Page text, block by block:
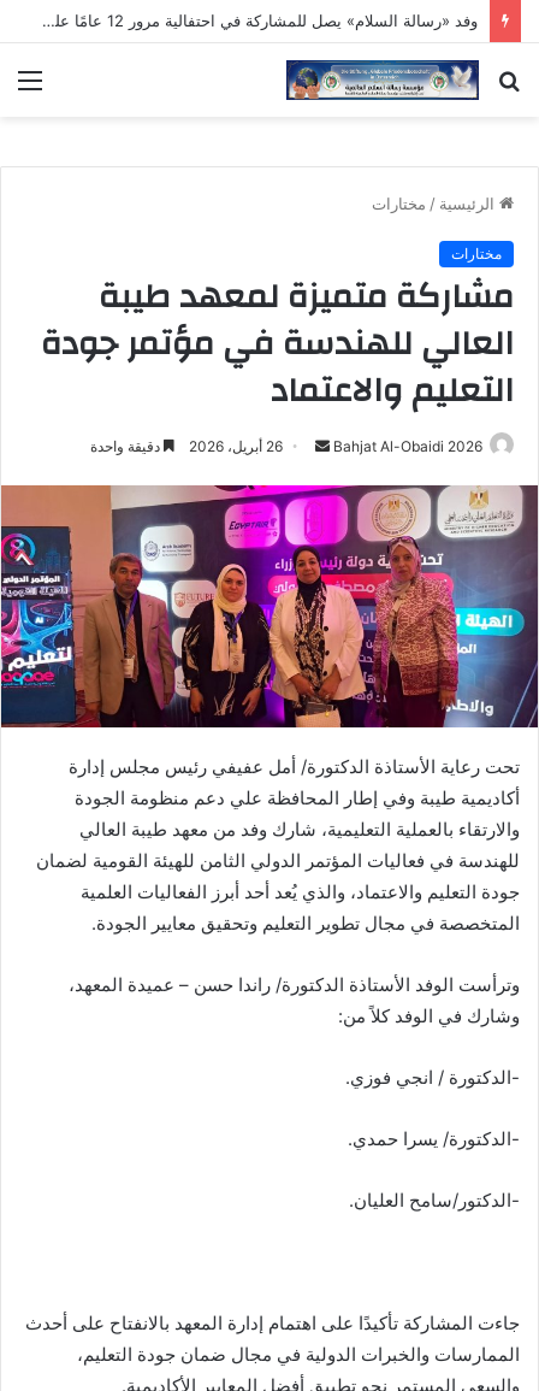
وفد «رسالة السلام» يصل للمشاركة في احتفالية مرور 12 عامًا على تأسيس «مؤسسة القادة»
بحث
الرئيسية / مختارات
مختارات
مشاركة متميزة لمعهد طيبة
العالي للهندسة في مؤتمر جودة
التعليم والاعتماد
Bahjat Al-Obaidi 2026
أرسل
إلكترونيا
26 أبريل، 2026 دقيقة واحدة
تحت رعاية الأستاذة الدكتورة/ أمل عفيفي رئيس مجلس إدارة
أكاديمية طيبة وفي إطار المحافظة علي دعم منظومة الجودة
والارتقاء بالعملية التعليمية، شارك وفد من معهد طيبة العالي
للهندسة في فعاليات المؤتمر الدولي الثامن للهيئة القومية لضمان
جودة التعليم والاعتماد، والذي يُعد أحد أبرز الفعاليات العلمية
المتخصصة في مجال تطوير التعليم وتحقيق معايير الجودة.
وترأست الوفد الأستاذة الدكتورة/ راندا حسن – عميدة المعهد،
وشارك في الوفد كلاً من:
-الدكتورة / انجي فوزي.
-الدكتورة/ يسرا حمدي.
-الدكتور/سامح العليان.
جاءت المشاركة تأكيدًا على اهتمام إدارة المعهد بالانفتاح على أحدث
الممارسات والخبرات الدولية في مجال ضمان جودة التعليم،
والسعي المستمر نحو تطبيق أفضل المعايير الأكاديمية.